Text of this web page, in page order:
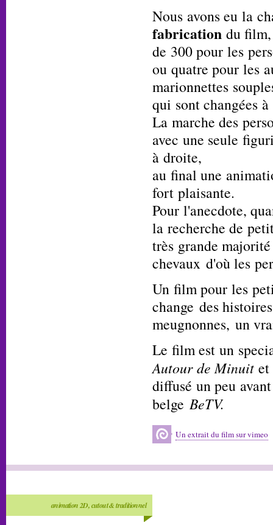
Nous avons eu la
fabrication du
de 300 pour les
ou quatre pour les
marionnettes
qui sont changées
La marche des
avec une seule
à droite,
au final une
fort plaisante.
Pour l'anecdote,
la recherche de
très grande
chevaux d'où les
Un film pour les
change des
meugnonnes, un
Le film est un
Autour de Minuit et
diffusé un peu
belge BeTV.
Un extrait du film sur vimeo
animation 2D, cutout & traditionnel